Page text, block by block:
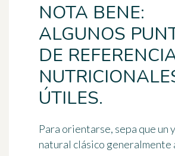
NOTA BENE:
ALGUNOS
DE
ÚTILES.
Para orientarse, sepa que un
natural clásico generalmente